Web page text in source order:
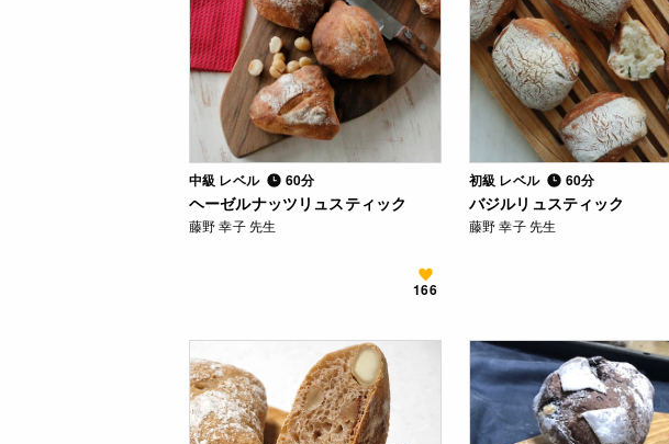
中級 レベル 60分
ヘーゼルナッツリュスティック
藤野 幸子 先生
166
初級 レベル 60分
バジルリュスティック
藤野 幸子 先生